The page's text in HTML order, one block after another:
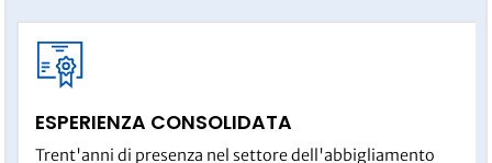
ESPERIENZA CONSOLIDATA
Trent'anni di presenza nel settore dell'abbigliamento